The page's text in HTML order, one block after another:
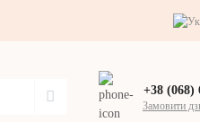
+38 (068)
Замовити